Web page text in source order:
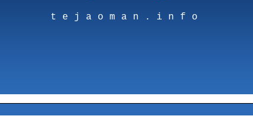
tejaoman.info